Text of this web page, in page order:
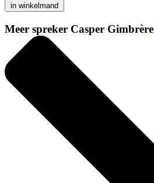
in winkelmand
Meer spreker Casper Gimbrère